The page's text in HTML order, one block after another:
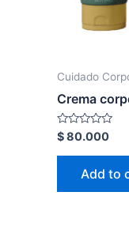
Cuidado
Crema
Rated
0
out
$80.000
Add to